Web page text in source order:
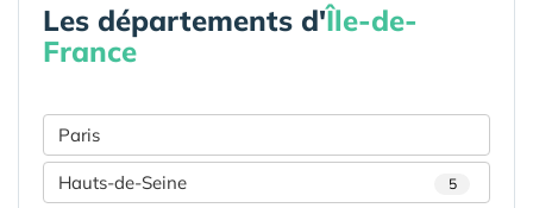
Les départements d'Île-de-
France
Paris
Hauts-de-Seine 5